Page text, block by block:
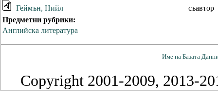
Геймън, Нийл
съавтор
Предметни рубрики:
Английска литература
Име на Базата
Copyright 2001-2009, 2013-